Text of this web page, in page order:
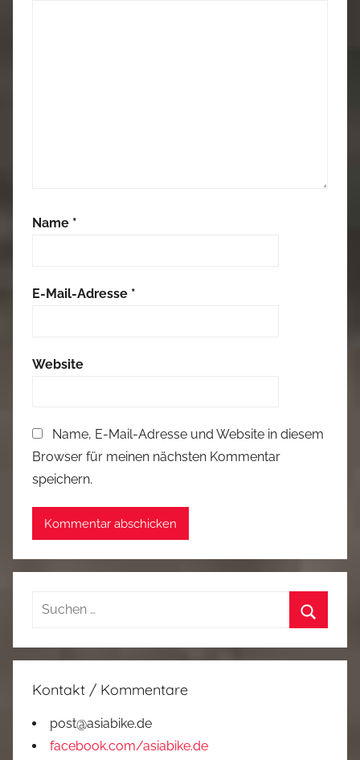
Name *
E-Mail-Adresse *
Website
Name, E-Mail-Adresse und Website in diesem
Browser für meinen nächsten Kommentar
speichern.
Suchen
Kontakt / Kommentare
post@asiabike.de
facebook.com/asiabike.de